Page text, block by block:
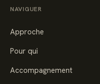
NAVIGUER
Approche
Pour qui
Accompagnement